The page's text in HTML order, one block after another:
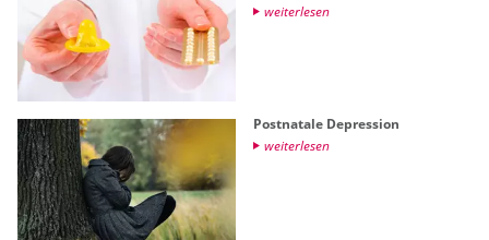
wei­ter­le­sen
Post­na­ta­le De­pres­si­on
wei­ter­le­sen